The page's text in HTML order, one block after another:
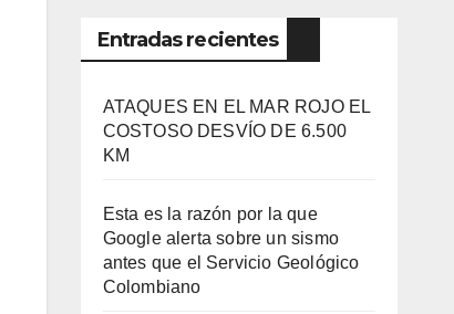
Entradas recientes
ATAQUES EN EL MAR ROJO EL
COSTOSO DESVÍO DE 6.500
KM
Esta es la razón por la que
Google alerta sobre un sismo
antes que el Servicio Geológico
Colombiano